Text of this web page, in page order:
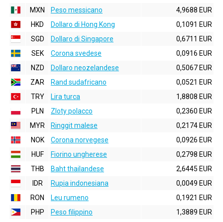
MXN
Peso messicano
4,9688 EUR
HKD
Dollaro di Hong Kong
0,1091 EUR
SGD
Dollaro di Singapore
0,6711 EUR
SEK
Corona svedese
0,0916 EUR
NZD
Dollaro neozelandese
0,5067 EUR
ZAR
Rand sudafricano
0,0521 EUR
TRY
Lira turca
1,8808 EUR
PLN
Zloty polacco
0,2360 EUR
MYR
Ringgit malese
0,2174 EUR
NOK
Corona norvegese
0,0926 EUR
HUF
Fiorino ungherese
0,2798 EUR
THB
Baht thailandese
2,6445 EUR
IDR
Rupia indonesiana
0,0049 EUR
RON
Leu rumeno
0,1921 EUR
PHP
Peso filippino
1,3889 EUR